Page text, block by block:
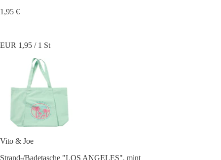
1,95 €
EUR 1,95 / 1 St
Vito & Joe
Strand-/Badetasche "LOS ANGELES", mint